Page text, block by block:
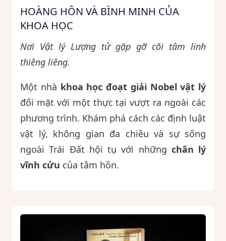
HOÀNG HÔN VÀ BÌNH MINH CỦA
KHOA HỌC
Nơi Vật lý Lượng tử gặp gỡ cõi tâm linh
thiêng liêng.
Một nhà khoa học đoạt giải Nobel vật lý
đối mặt với một thực tại vượt ra ngoài các
phương trình. Khám phá cách các định luật
vật lý, không gian đa chiều và sự sống
ngoài Trái Đất hội tụ với những chân lý
vĩnh cửu của tâm hồn.